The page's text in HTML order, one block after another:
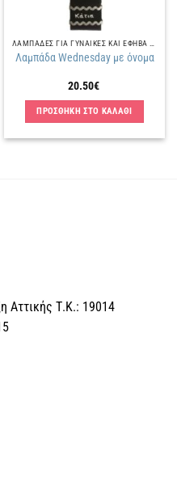
Λαμπάδα Wednesday με όνομα
20.50€
ΠΡΟΣΘΗΚΗ ΣΤΟ ΚΑΛΑΘΙ
Αττικής Τ.Κ.: 19014